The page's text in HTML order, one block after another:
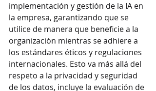
implementación y gestión de la IA en
la empresa, garantizando que se
utilice de manera que beneficie a la
organización mientras se adhiere a
los estándares éticos y regulaciones
internacionales. Esto va más allá del
respeto a la privacidad y seguridad
de los datos, incluye la evaluación de